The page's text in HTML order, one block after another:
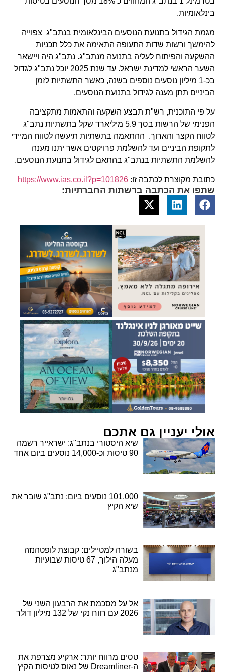
בינלאומיות.
מגמת הגידול בתנועת הנוסעים הבינלאומית בנתב"ג צפוייה
להימשך ורשות שדות התעופה התאימה את כלל תכניות
ההשקעה והפיתוח לעליה בתנועה מנתב"ג. נתב"ג היה ויישאר
השער הראשי למדינת ישראל. עד שנת 2025 יוכל נתב"ג לגדול
בכ-1 מיליון נוסעים נוספים בשנה, כאשר התשתיות לזמן
הביניים תתן מענה לגידול בתנועת הנוסעים.
על פי התוכנית, רש"ת תבצע השקעה והתאמות מתקציבה
הפנימי של הרשות בסך 5.9 מיליארד שקל בתשתיות נתב"ג
לטווח הקצר והארוך. ההתאמה בתשתיות תיעשה לטווח המיידי
לתקופת הביניים ועד להשלמת פרויקטים אשר יתנו מענה
להשלמת התשתיות בנתב"ג בהתאם לגידול בתנועת הנוסעים.
כתובת מקוצרת לכתבה זו: https://www.ias.co.il?p=101826
שתפו את הכתבה ברשתות החברתיות:
אולי יעניין גם אתכם
שיא היסטורי בנתב"ג: ישראייר רשמה
90 טיסות וכ-14,000 נוסעים ביום אחד
101,000 נוסעים ביום: נתב"ג שובר את
שיא הקיץ
בשורה למטיילים: קבוצת לופטהנזה
מעלה הילוך, 67 טיסות שבועיות
מנתב"ג
אל על מסכמת את הרבעון השני של
2026 עם רווח נקי של 132 מיליון דולר
טסים מרווח יותר: ארקיע מצרפת את
ה-Dreamliner של נאוס לטיסות הקיץ